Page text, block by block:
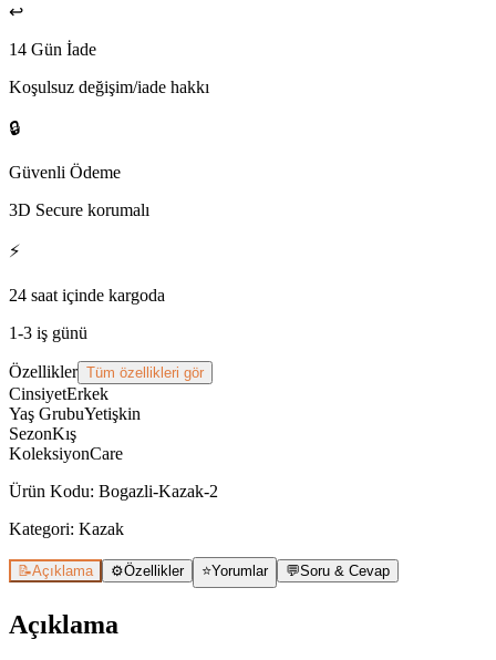
↩️
14 Gün İade
Koşulsuz değişim/iade hakkı
🔒
Güvenli Ödeme
3D Secure korumalı
⚡
24 saat içinde kargoda
1-3 iş günü
Özellikler Tüm özellikleri gör
CinsiyetErkek
Yaş GrubuYetişkin
SezonKış
KoleksiyonCare
Ürün Kodu: Bogazli-Kazak-2
Kategori: Kazak
📝Açıklama ⚙️Özellikler ⭐Yorumlar 💬Soru & Cevap
Açıklama